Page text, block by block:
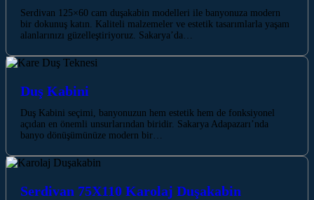
Serdivan 125×60 cam duşakabin modelleri ile banyonuza modern
bir dokunuş katın. Kaliteli malzemeler ve estetik tasarımlarla yaşam
alanlarınızı güzelleştiriyoruz. Sakarya’da…
Duş Kabini
Duş Kabini seçimi, banyonuzun hem estetik hem de fonksiyonel
açıdan en önemli unsurlarından biridir. Sakarya Adapazarı’nda
banyo dönüşümünüze modern bir…
Serdivan 75X110 Karolaj Duşakabin